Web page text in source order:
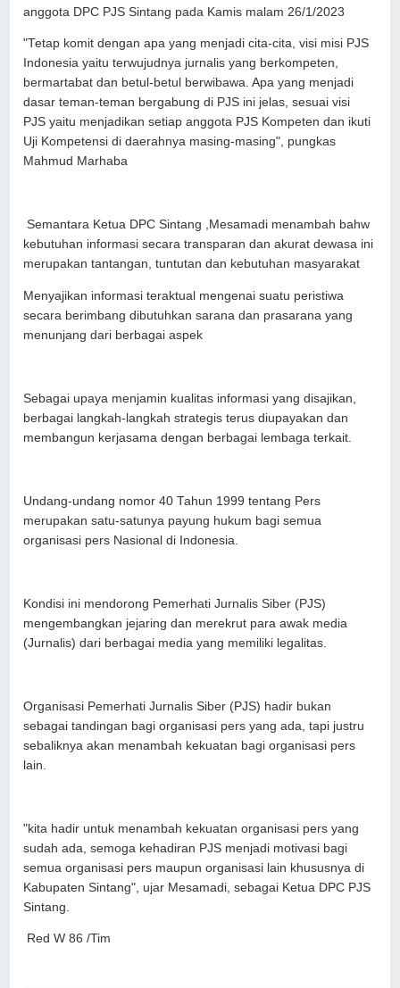
anggota DPC PJS Sintang pada Kamis malam 26/1/2023
"Tetap komit dengan apa yang menjadi cita-cita, visi misi PJS
Indonesia yaitu terwujudnya jurnalis yang berkompeten,
bermartabat dan betul-betul berwibawa. Apa yang menjadi
dasar teman-teman bergabung di PJS ini jelas, sesuai visi
PJS yaitu menjadikan setiap anggota PJS Kompeten dan ikuti
Uji Kompetensi di daerahnya masing-masing", pungkas
Mahmud Marhaba
Semantara Ketua DPC Sintang ,Mesamadi menambah bahw
kebutuhan informasi secara transparan dan akurat dewasa ini
merupakan tantangan, tuntutan dan kebutuhan masyarakat
Menyajikan informasi teraktual mengenai suatu peristiwa
secara berimbang dibutuhkan sarana dan prasarana yang
menunjang dari berbagai aspek
Sebagai upaya menjamin kualitas informasi yang disajikan,
berbagai langkah-langkah strategis terus diupayakan dan
membangun kerjasama dengan berbagai lembaga terkait.
Undang-undang nomor 40 Tahun 1999 tentang Pers
merupakan satu-satunya payung hukum bagi semua
organisasi pers Nasional di Indonesia.
Kondisi ini mendorong Pemerhati Jurnalis Siber (PJS)
mengembangkan jejaring dan merekrut para awak media
(Jurnalis) dari berbagai media yang memiliki legalitas.
Organisasi Pemerhati Jurnalis Siber (PJS) hadir bukan
sebagai tandingan bagi organisasi pers yang ada, tapi justru
sebaliknya akan menambah kekuatan bagi organisasi pers
lain.
"kita hadir untuk menambah kekuatan organisasi pers yang
sudah ada, semoga kehadiran PJS menjadi motivasi bagi
semua organisasi pers maupun organisasi lain khususnya di
Kabupaten Sintang", ujar Mesamadi, sebagai Ketua DPC PJS
Sintang.
Red W 86 /Tim